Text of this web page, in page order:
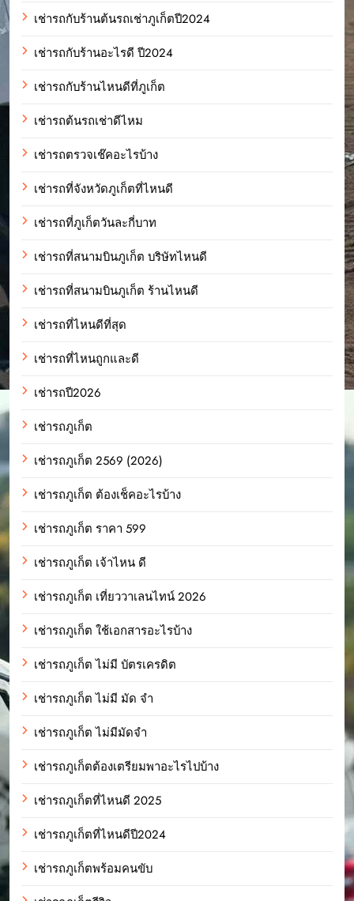
เช่ารถกับร้านต้นรถเช่าภูเก็ตปี2024
เช่ารถกับร้านอะไรดี ปี2024
เช่ารถกับร้านไหนดีที่ภูเก็ต
เช่ารถต้นรถเช่าดีไหม
เช่ารถตรวจเช๊คอะไรบ้าง
เช่ารถที่จังหวัดภูเก็ตที่ไหนดี
เช่ารถที่ภูเก็ตวันละกี่บาท
เช่ารถที่สนามบินภูเก็ต บริษัทไหนดี
เช่ารถที่สนามบินภูเก็ต ร้านไหนดี
เช่ารถที่ไหนดีที่สุด
เช่ารถที่ไหนถูกและดี
เช่ารถปี2026
เช่ารถภูเก็ต
เช่ารถภูเก็ต 2569 (2026)
เช่ารถภูเก็ต ต้องเช็คอะไรบ้าง
เช่ารถภูเก็ต ราคา 599
เช่ารถภูเก็ต เจ้าไหน ดี
เช่ารถภูเก็ต เที่ยววาเลนไทน์ 2026
เช่ารถภูเก็ต ใช้เอกสารอะไรบ้าง
เช่ารถภูเก็ต ไม่มี บัตรเครดิต
เช่ารถภูเก็ต ไม่มี มัด จํา
เช่ารถภูเก็ต ไม่มีมัดจำ
เช่ารถภูเก็ตต้องเตรียมพาอะไรไปบ้าง
เช่ารถภูเก็ตที่ไหนดี 2025
เช่ารถภูเก็ตที่ไหนดีปี2024
เช่ารถภูเก็ตพร้อมคนขับ